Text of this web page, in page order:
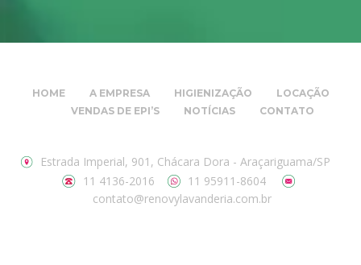
HOME A EMPRESA HIGIENIZAÇÃO
LOCAÇÃO
VENDAS DE EPI’S
NOTÍCIAS CONTATO
Estrada Imperial, 901, Chácara Dora - Araçariguama/SP
11 4136-2016
11 95911-8604
contato@renovylavanderia.com.br